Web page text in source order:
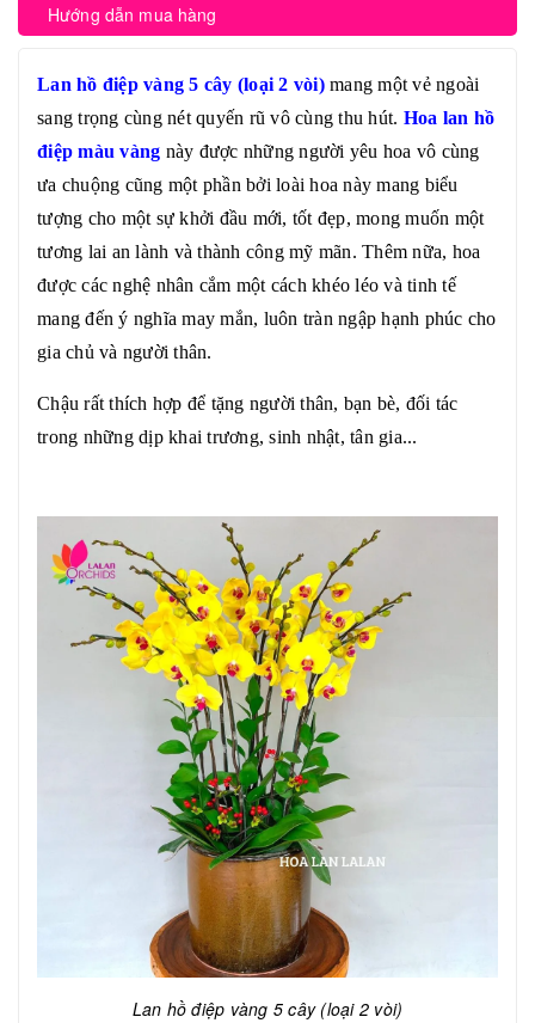
Hướng dẫn mua hàng
Lan hồ điệp vàng 5 cây (loại 2 vòi)mang một vẻ ngoài
sang trọng cùng nét quyến rũ vô cùng thu hút. Hoa lan hồ
điệp màu vàng này được những người yêu hoa vô cùng
ưa chuộng cũng một phần bởi loài hoa này mang biểu
tượng cho một sự khởi đầu mới, tốt đẹp, mong muốn một
tương lai an lành và thành công mỹ mãn. Thêm nữa, hoa
được các nghệ nhân cắm một cách khéo léo và tinh tế
mang đến ý nghĩa may mắn, luôn tràn ngập hạnh phúc cho
gia chủ và người thân.
Chậu rất thích hợp để tặng người thân, bạn bè, đối tác
trong những dịp khai trương, sinh nhật, tân gia...
Lan hồ điệp vàng 5 cây (loại 2 vòi)